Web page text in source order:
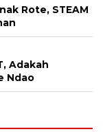
Rote, STEAM
Adakah
Ndao